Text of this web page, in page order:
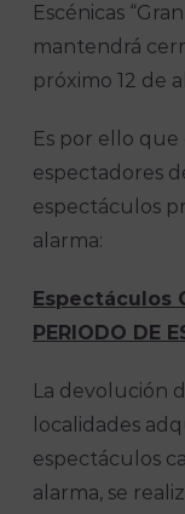
Escénicas
mantendrá
próximo 12 de
Es por ello que
espectadores
espectáculos
alarma:
Espectáculos
PERIODO DE
La devolución
localidades
espectáculos
alarma, se